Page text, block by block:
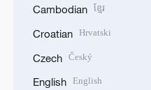
Cambodian ខ្មែរ
Croatian Hrvatski
Czech Český
English English